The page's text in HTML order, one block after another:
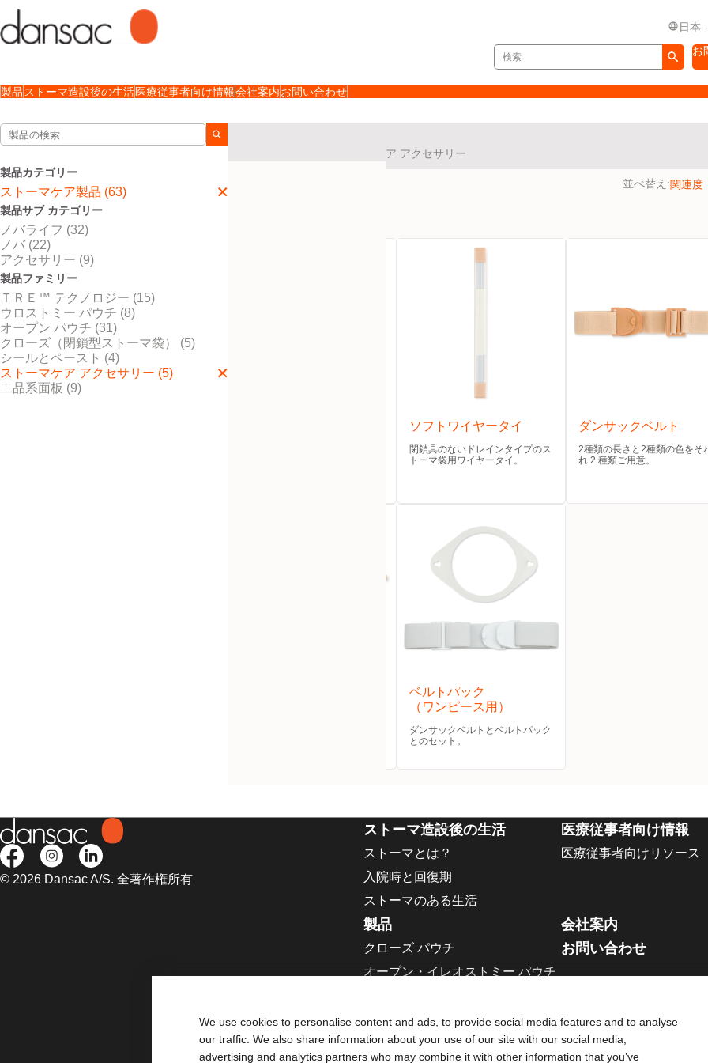
We use cookies to personalise content and ads, to provide social media features and to analyse
our traffic. We also share information about your use of our site with our social media,
advertising and analytics partners who may combine it with other information that you’ve
日本
お
製品 ストーマ造設後の生活医療従事者向け情報会社案内お問い合わせ
製品カテゴリー
ストーマケア製品 (63)
製品サブ カテゴリー
ノバライフ (32)
ノバ (22)
アクセサリー (9)
製品ファミリー
ＴＲＥ™ テクノロジー (15)
ウロストミー パウチ (8)
オープン パウチ (31)
クローズ（閉鎖型ストーマ袋） (5)
シールとペースト (4)
ストーマケア アクセサリー (5)
二品系面板 (9)
ストーマケア アクセサリー
並べ替え:
ソフトワイヤータイ
閉鎖具のないドレインタイプのス
トーマ袋用ワイヤータイ。
ダンサックベルト
2種類の長さと2種類の色をそ
れ 2 種類ご用意。
ベルトパック
（ワンピース用）
ダンサックベルトとベルトパック
とのセット。
© 2026 Dansac A/S. 全著作権所有
ストーマ造設後の生活
ストーマとは？
入院時と回復期
ストーマのある生活
医療従事者向け情報
医療従事者向けリソース
製品
クローズ パウチ
オープン・イレオストミー パウチ
二品系面板
アクセサリー
会社案内
お問い合わせ